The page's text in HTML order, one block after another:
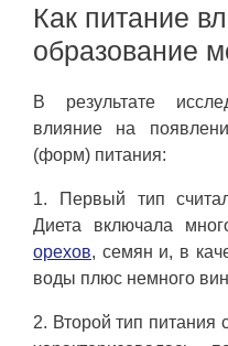
Как питание
образование
В результате
влияние на
(форм) питания:
1. Первый тип
Диета включала
орехов, семян и, в
воды плюс немного
2. Второй тип питания